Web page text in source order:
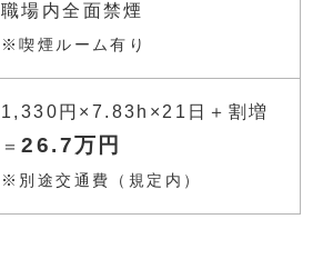
職場内全面禁煙
※喫煙ルーム有り
1,330円×7.83h×21日＋割増
＝26.7万円
※別途交通費（規定内）